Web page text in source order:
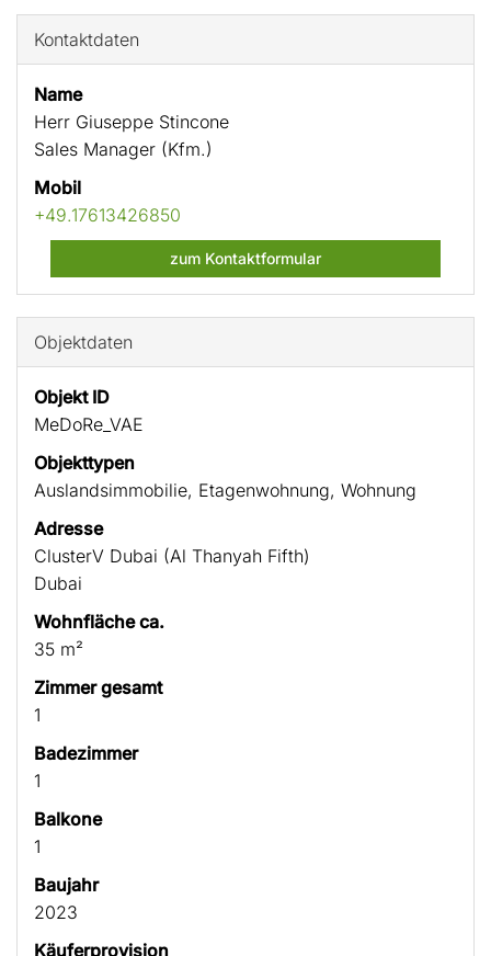
Kontaktdaten
Name
Herr Giuseppe Stincone
Sales Manager (Kfm.)
Mobil
+49.17613426850
zum Kontaktformular
Objektdaten
Objekt ID
MeDoRe_VAE
Objekttypen
Auslandsimmobilie, Etagenwohnung, Wohnung
Adresse
ClusterV Dubai (Al Thanyah Fifth)
Dubai
Wohnfläche ca.
35 m²
Zimmer gesamt
1
Badezimmer
1
Balkone
1
Baujahr
2023
Käufer­provision